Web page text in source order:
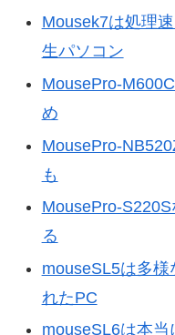
Mousek7は処理
生パソコン
MousePro-
め
MousePro-
も
MousePro-
る
mouseSL5は多
れたPC
mouseSL6は本